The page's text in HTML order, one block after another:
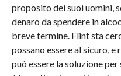
proposito dei suoi uomini,
denaro da spendere in
breve termine. Flint sta
possano essere al sicuro,
può essere la soluzione